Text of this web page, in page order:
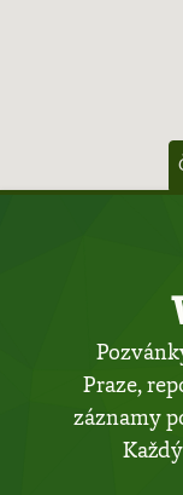
Praze,
záznamy